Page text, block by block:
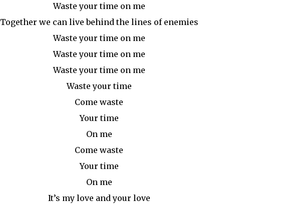
Waste your time on me
Together we can live behind the lines of enemies
Waste your time on me
Waste your time on me
Waste your time on me
Waste your time
Come waste
Your time
On me
Come waste
Your time
On me
It’s my love and your love